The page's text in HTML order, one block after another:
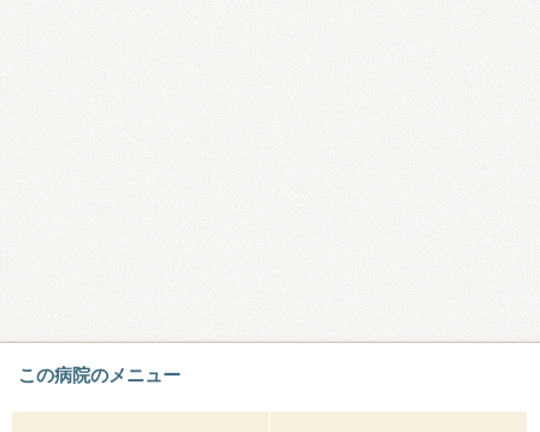
この病院のメニュー